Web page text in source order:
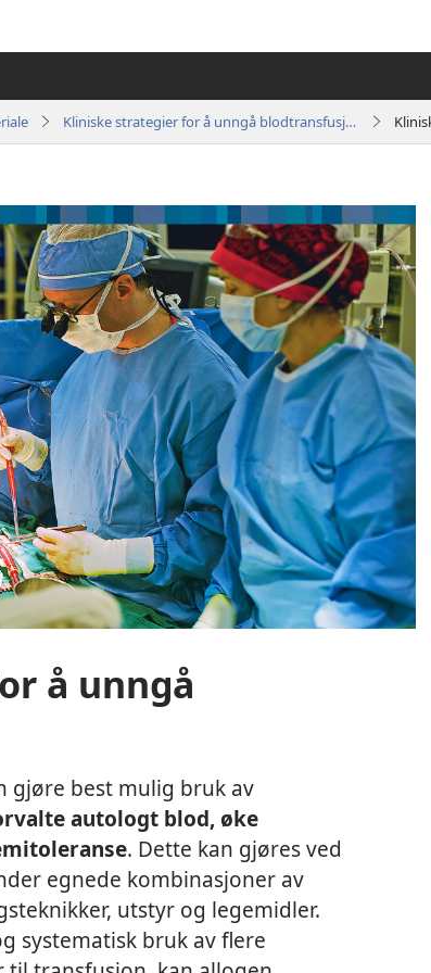
Kliniske strategier for å unngå blodtransfusjon
å unngå
gjøre best mulig bruk av
autologt blod, øke
. Dette kan gjøres ved
egnede kombinasjoner av
utstyr og legemidler.
systematisk bruk av flere